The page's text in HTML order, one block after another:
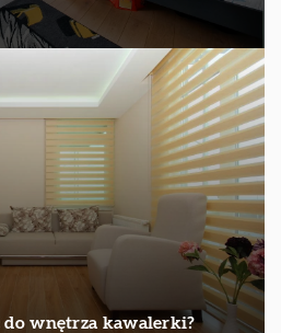
do wnętrza kawalerki?